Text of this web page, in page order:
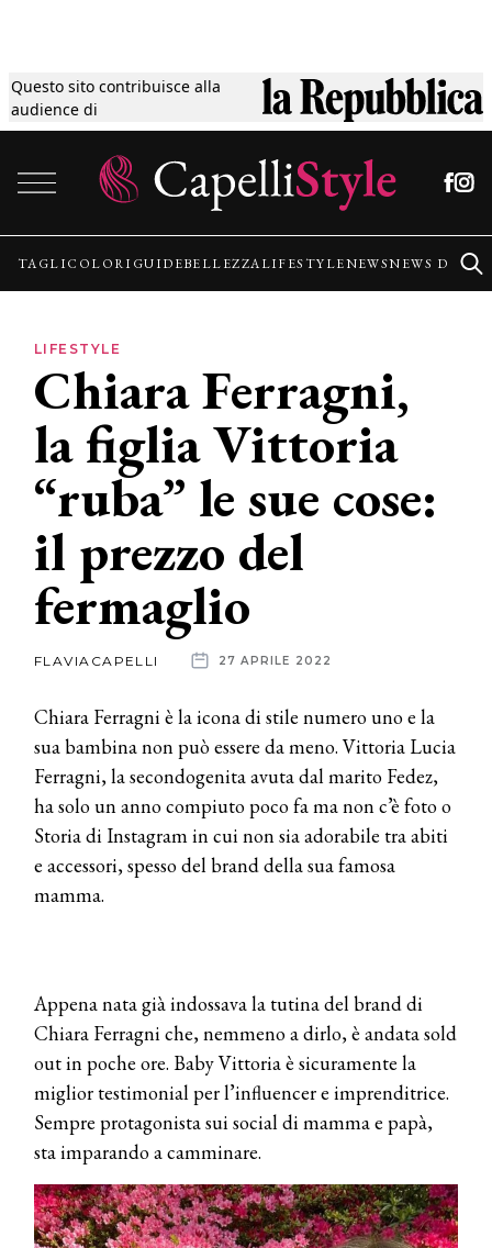
Questo sito contribuisce alla
audience di
Tagli
Colori
Guide
Lifestyle
News
News
dalle
aziende
TAGLICOLORI GUIDEBELLEZZALIFESTYLENEWSNEWS
LIFESTYLE
Chiara Ferragni,
la figlia Vittoria
“ruba” le sue cose:
il prezzo del
fermaglio
FLAVIACAPELLI 27 APRILE 2022
Chiara Ferragni è la icona di stile numero uno e la
sua bambina non può essere da meno. Vittoria Lucia
Ferragni, la secondogenita avuta dal marito Fedez,
ha solo un anno compiuto poco fa ma non c’è foto o
Storia di Instagram in cui non sia adorabile tra abiti
e accessori, spesso del brand della sua famosa
mamma.
Appena nata già indossava la tutina del brand di
Chiara Ferragni che, nemmeno a dirlo, è andata sold
out in poche ore. Baby Vittoria è sicuramente la
miglior testimonial per l’influencer e imprenditrice.
Sempre protagonista sui social di mamma e papà,
sta imparando a camminare.